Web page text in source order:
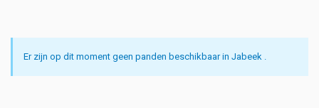
Er zijn op dit moment geen panden beschikbaar in Jabeek .